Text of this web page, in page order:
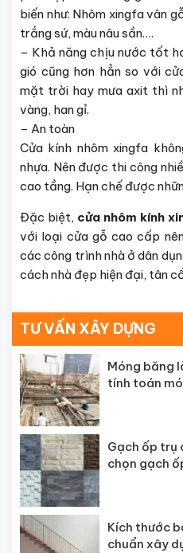
biến như: Nhôm xingfa vân
trắng sứ, màu nâu sần….
– Khả năng chịu nước tốt
gió cũng hơn hẳn so với
mặt trời hay mưa axit thì
vàng, han gỉ.
– An toàn
Cửa kính nhôm xingfa
nhựa. Nên được thi công
cao tầng. Hạn chế được
Đặc biệt, cửa nhôm kính
với loại cửa gỗ cao cấp
các công trình nhà ở dân
cách nhà đẹp hiện đại, tân
TƯ VẤN XÂY DỰNG
Móng băng
tính toán
Gạch ốp trụ
chọn gạch
Kích thước
chuẩn xây